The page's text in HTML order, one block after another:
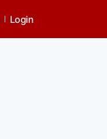
Login